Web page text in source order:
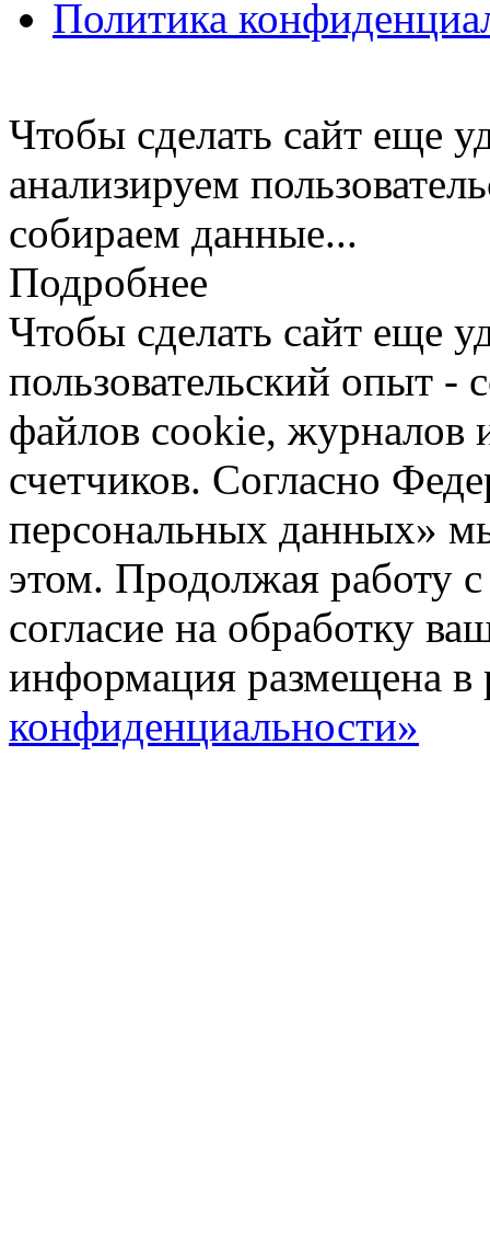
Политика
Чтобы сделать сайт еще
анализируем
собираем данные...
Подробнее
Чтобы сделать сайт еще
пользовательский опыт
файлов cookie, журналов
счетчиков. Согласно
персональных данных»
этом. Продолжая работу
согласие на обработку
информация размещена в
конфиденциальности»